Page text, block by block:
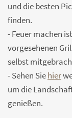
und die besten
finden.
- Feuer machen
vorgesehenen
selbst
- Sehen Siehier
um die
genießen.